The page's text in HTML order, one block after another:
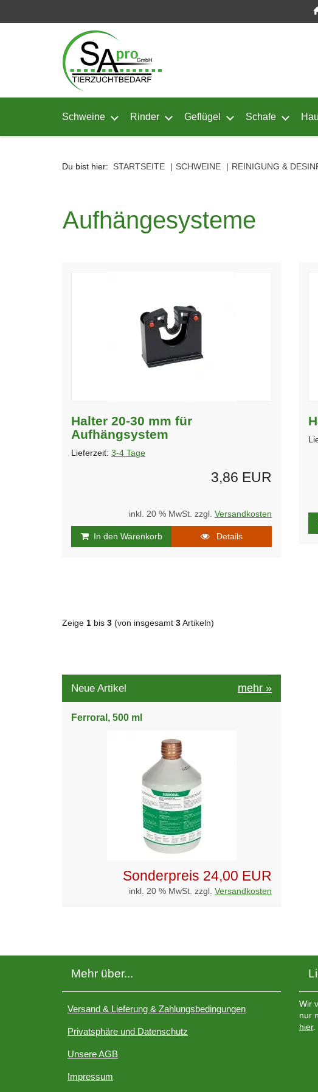
Schweine Untermenü von Schweine öffnen
Rinder Untermenü von Rinder öffnen
Geflügel Untermenü von
Schafe
Du bist hier: STARTSEITE SCHWEINE REINIGUNG &
Aufhängesysteme
Halter 20-30 mm für
Aufhängsystem
Lieferzeit: 3-4 Tage
3,86 EUR
inkl. 20 % MwSt. zzgl. Versandkosten
In den Warenkorb Details
Zeige 1 bis 3 (von insgesamt 3 Artikeln)
Neue Artikel mehr »
Ferroral, 500 ml
Sonderpreis 24,00 EUR
inkl. 20 % MwSt. zzgl. Versandkosten
Mehr über...
Versand & Lieferung & Zahlungsbedingungen
Privatsphäre und Datenschutz
Unsere AGB
Impressum
Wir
nur
hier.